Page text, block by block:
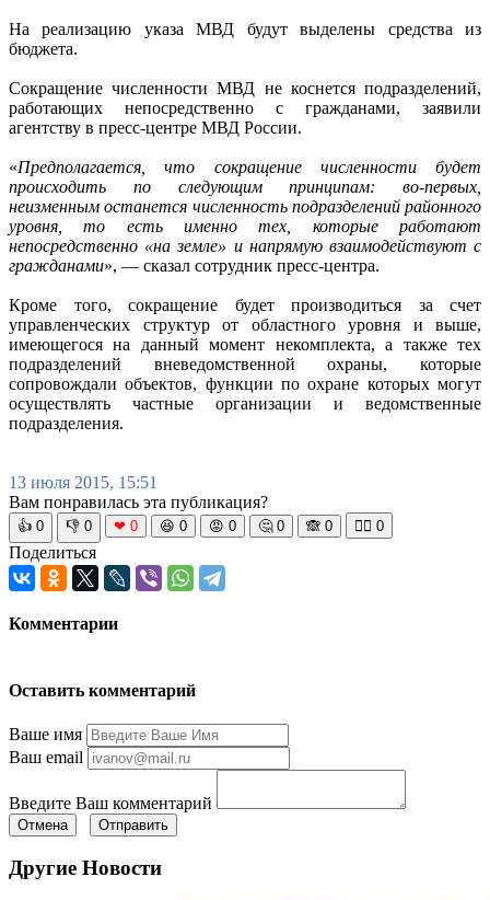
На реализацию указа МВД будут выделены средства из
бюджета.
Сокращение численности МВД не коснется подразделений,
работающих непосредственно с гражданами, заявили
агентству в пресс-центре МВД России.
«Предполагается, что сокращение численности будет
происходить по следующим принципам: во-первых,
неизменным останется численность подразделений районного
уровня, то есть именно тех, которые работают
непосредственно «на земле» и напрямую взаимодействуют с
гражданами», — сказал сотрудник пресс-центра.
Кроме того, сокращение будет производиться за счет
управленческих структур от областного уровня и выше,
имеющегося на данный момент некомплекта, а также тех
подразделений вневедомственной охраны, которые
сопровождали объектов, функции по охране которых могут
осуществлять частные организации и ведомственные
подразделения.
13 июля 2015, 15:51
Вам понравилась эта публикация?
👍 0 👎 0 ❤ 0 😆 0 😡 0 🤔 0 🙈 0 🧘‍♀️ 0
Поделиться
Комментарии
Оставить комментарий
Ваше имя
Ваш email
Введите Ваш комментарий
Отмена Отправить
Другие Новости